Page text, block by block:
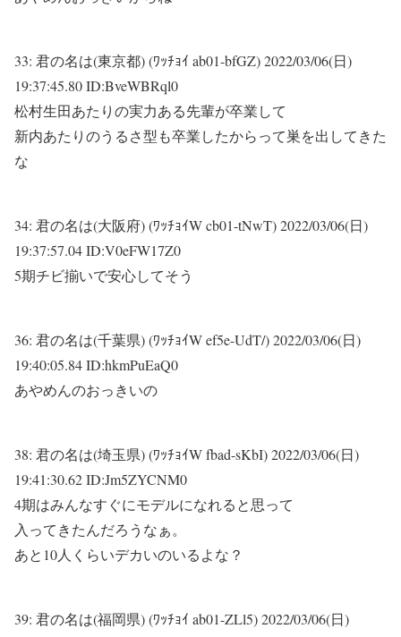
33: 君の名は(東京都) (ﾜｯﾁｮｲ ab01-bfGZ)2022/03/06(日)
19:37:45.80 ID:BveWBRql0
松村生田あたりの実力ある先輩が卒業して
新内あたりのうるさ型も卒業したからって巣を出してきた
な
34: 君の名は(大阪府) (ﾜｯﾁｮｲW cb01-tNwT)2022/03/06(日)
19:37:57.04 ID:V0eFW17Z0
5期チビ揃いで安心してそう
36: 君の名は(千葉県) (ﾜｯﾁｮｲW ef5e-UdT/)2022/03/06(日)
19:40:05.84 ID:hkmPuEaQ0
あやめんのおっきいの
38: 君の名は(埼玉県) (ﾜｯﾁｮｲW fbad-sKbI)2022/03/06(日)
19:41:30.62 ID:Jm5ZYCNM0
4期はみんなすぐにモデルになれると思って
入ってきたんだろうなぁ。
あと10人くらいデカいのいるよな？
39: 君の名は(福岡県) (ﾜｯﾁｮｲ ab01-ZLl5)2022/03/06(日)